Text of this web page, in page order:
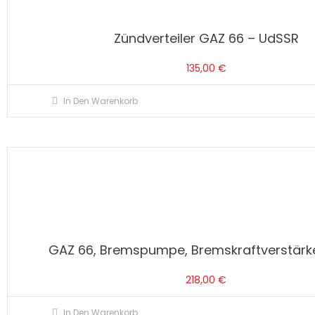
Zündverteiler GAZ 66 – UdSSR
135,00 €
In Den Warenkorb
GAZ 66, Bremspumpe,
218,00€
In Den Warenkorb